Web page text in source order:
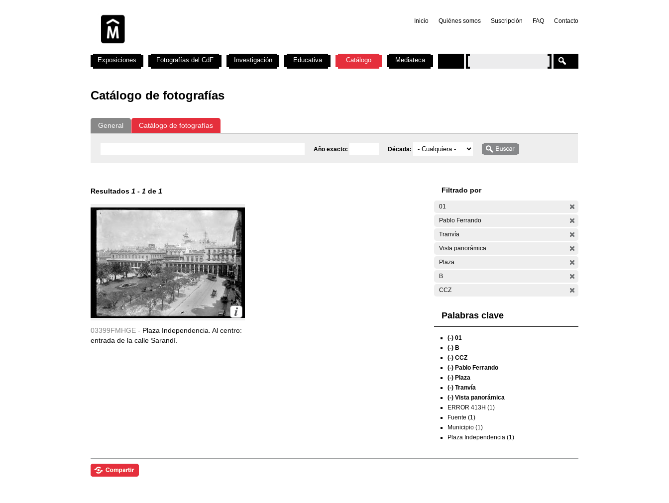
Inicio Quiénes somos Suscripción FAQ Contacto
Catálogo de fotografías
General Catálogo de fotografías
Año exacto: Década:
Resultados 1 - 1 de 1
03399FMHGE - Plaza Independencia. Al centro:
entrada de la calle Sarandí.
Filtrado por
01
Pablo Ferrando
Tranvía
Vista panorámica
Plaza
B
CCZ
Palabras clave
(-) 01
(-) B
(-) CCZ
(-) Pablo Ferrando
(-) Plaza
(-) Tranvía
(-) Vista panorámica
ERROR 413H (1)
Fuente (1)
Municipio (1)
Plaza Independencia (1)
Exposiciones Fotografías del CdF Investigación Educativa Catálogo Mediateca